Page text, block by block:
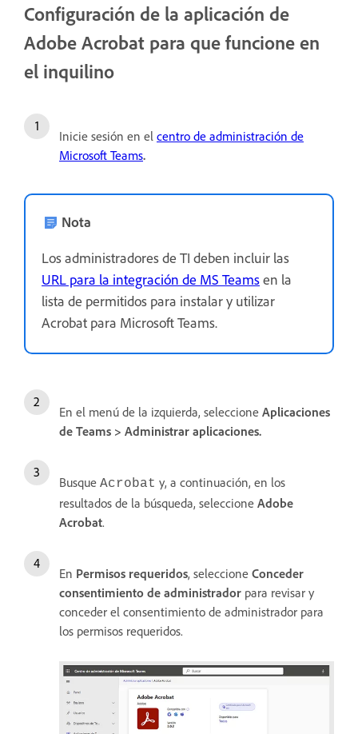
Configuración de la aplicación de
Adobe Acrobat para que funcione en
el inquilino
Inicie sesión en el centro de administración de
Microsoft Teams.
Nota
Los administradores de TI deben incluir las
URL para la integración de MS Teamsen la
lista de permitidos para instalar y utilizar
Acrobat para Microsoft Teams.
En el menú de la izquierda, seleccione Aplicaciones
de Teams > Administrar aplicaciones.
Busque Acrobat y, a continuación, en los
resultados de la búsqueda, seleccione Adobe
Acrobat.
En Permisos requeridos, seleccione Conceder
consentimiento de administrador para revisar y
conceder el consentimiento de administrador para
los permisos requeridos.